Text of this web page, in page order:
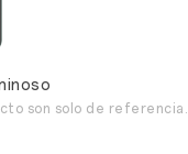
son solo de